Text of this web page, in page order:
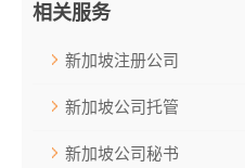
相关服务
新加坡注册公司
新加坡公司托管
新加坡公司秘书